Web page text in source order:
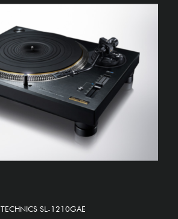
TECHNICS SL-1210GAE